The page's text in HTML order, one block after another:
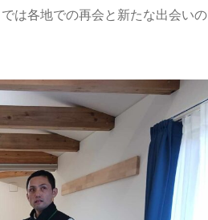
は各地での再会と新たな出会いの